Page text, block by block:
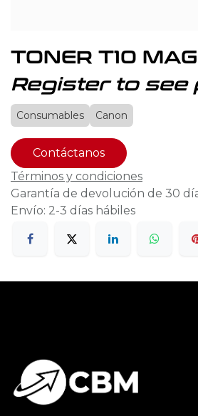
TONER T10
Register to see
Consumables Canon
Contáctanos
Términos y condiciones
Garantía de devolución de 30
Envío: 2-3 días hábiles